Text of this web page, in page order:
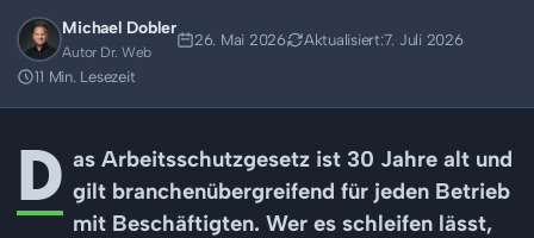
Michael Dobler
Autor Dr. Web
26. Mai 2026 Aktualisiert:7. Juli 2026
11 Min. Lesezeit
D as Arbeitsschutzgesetz ist 30 Jahre alt und
gilt branchenübergreifend für jeden Betrieb
mit Beschäftigten. Wer es schleifen lässt,